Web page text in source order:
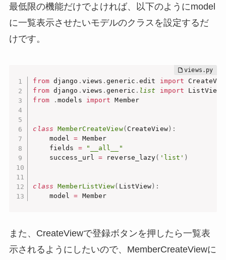
最低限の機能だけでよければ、以下のようにmodel
に一覧表示させたいモデルのクラスを設定するだ
けです。
from django . views .generic .edit import
from django . views .generic . list import
from
.models import Member
class MemberCreateView( CreateView) :
    model
= Member
    fields
=
"__all__"
    success_url
= reverse_lazy( 'list' )
class MemberListView( ListView ) :
    model
= Member
また、CreateViewで登録ボタンを押したら一覧表
示されるようにしたいので、MemberCreateViewに